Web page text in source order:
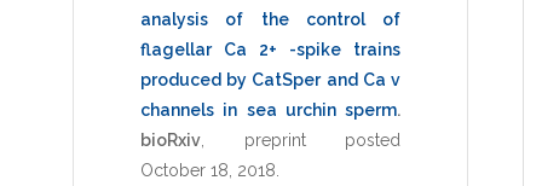
analysis of the control of
flagellar Ca 2+ -spike trains
produced by CatSper and Ca v
channels in sea urchin sperm.
bioRxiv
preprint posted
October 18, 2018